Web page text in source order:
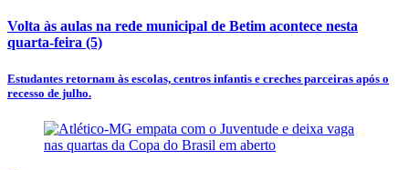
Volta às aulas na rede municipal de Betim acontece nesta
quarta-feira (5)
Estudantes retornam às escolas, centros infantis e creches parceiras após o
recesso de julho.